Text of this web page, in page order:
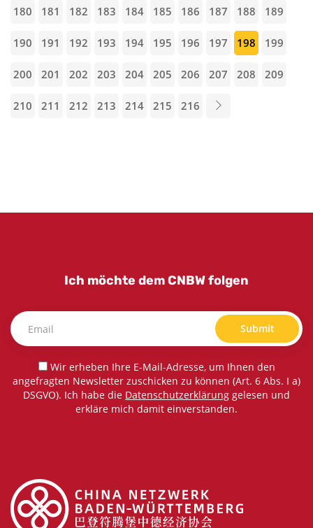
180 181 182 183 184 185 186 187 188 189
190 191 192 193 194 195 196 197 198 199
200 201 202 203 204 205 206 207 208 209
210 211 212 213 214 215 216
Ich möchte dem CNBW folgen
Submit
Wir erheben Ihre E-Mail-Adresse, um Ihnen den
angefragten Newsletter zuschicken zu können (Art. 6 Abs. I a)
DSGVO). Ich habe die Datenschutzerklärung gelesen und
erkläre mich damit einverstanden.